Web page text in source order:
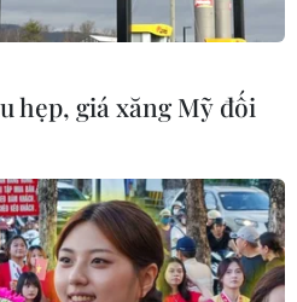
ra xung đột vũ trang
Quốc
có khả năng xảy ra một
hẹp, giá xăng Mỹ đối